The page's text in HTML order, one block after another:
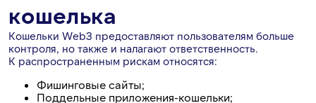
кошелька
Кошельки Web3 предоставляют пользователям больше
контроля, но также и налагают ответственность.
К распространенным рискам относятся:
Фишинговые сайты;
Поддельные приложения-кошельки;